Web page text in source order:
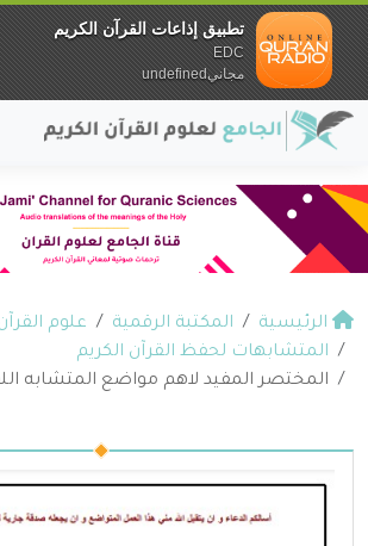
الرئيسية المكتبة الرقمية
علوم
المتشابهات لحفظ القرآن الكريم
المختصر المفيد لاهم مواضع المتشابه
تطبيق إذاعات القرآن الكريم
EDC
مجانيundefined